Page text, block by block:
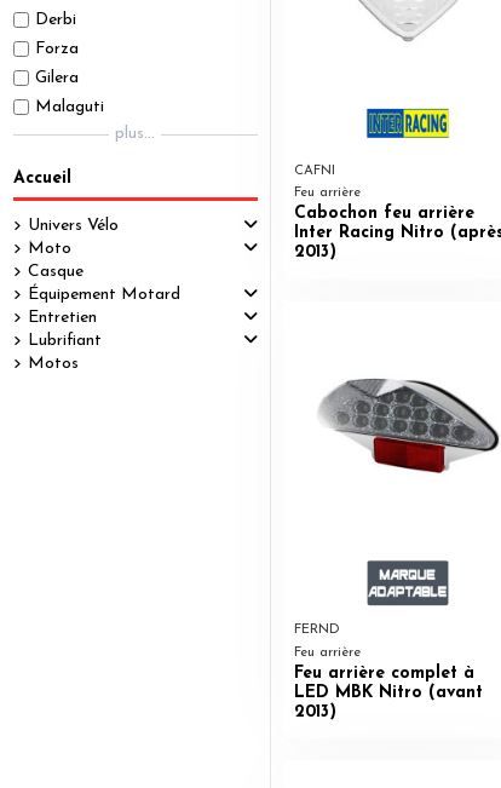
CAFNI
Feu arrière
Cabochon feu arrière
Inter Racing Nitro
2013)
FERND
Feu arrière
Feu arrière complet à
LED MBK Nitro (avant
2013)
Derbi
Forza
Gilera
Malaguti
plus...
Accueil
Univers Vélo
Moto
Casque
Équipement Motard
Entretien
Lubrifiant
Motos